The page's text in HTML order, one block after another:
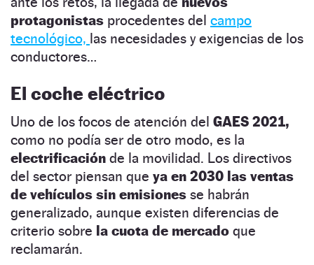
protagonistas procedentes del campo
tecnológico, las necesidades y exigencias de los
conductores…
El coche eléctrico
Uno de los focos de atención del GAES 2021,
como no podía ser de otro modo, es la
electrificación de la movilidad. Los directivos
del sector piensan que ya en 2030 las ventas
de vehículos sin emisiones se habrán
generalizado, aunque existen diferencias de
criterio sobre la cuota de mercado que
reclamarán.